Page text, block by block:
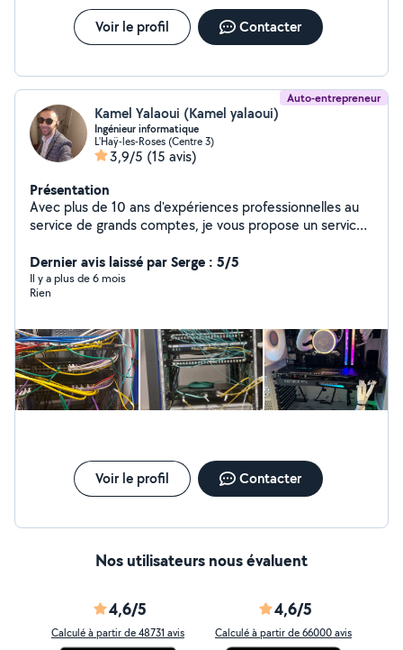
à développer des sites web performants, des
applications mobiles intuitives et des stratégies de
croissance digital
Voir le profil Contacter
Auto-entrepreneur
Kamel Yalaoui (Kamel yalaoui)
Ingénieur informatique
L'Haÿ-les-Roses (Centre 3)
3,9/5 (15 avis)
Présentation
Avec plus de 10 ans d'expériences professionnelles au
service de grands comptes, je vous propose un service
support, installation et administration de réseau et
systèmes, maintenance et configuration de tout type
de matériel informatique
Dernier avis laissé par Serge : 5/5
Il y a plus de 6 mois
Rien
Voir le profil Contacter
Nos utilisateurs nous évaluent
4,6/5
Calculé à partir de 48731 avis
4,6/5
Calculé à partir de 66000 avis